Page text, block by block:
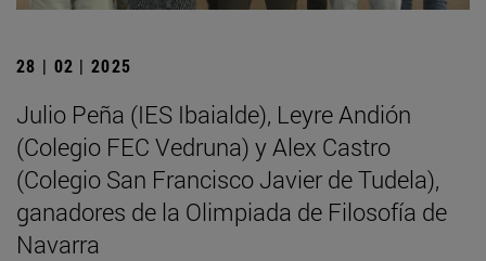
28 | 02 | 2025
Julio Peña (IES Ibaialde), Leyre Andión
(Colegio FEC Vedruna) y Alex Castro
(Colegio San Francisco Javier de Tudela),
ganadores de la Olimpiada de Filosofía de
Navarra